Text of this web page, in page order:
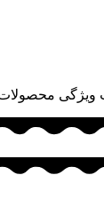
ویژگی